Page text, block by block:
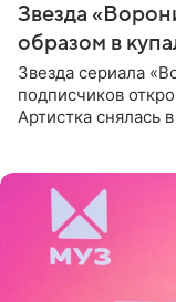
Звезда
образом в
Звезда сериала
подписчиков
Артистка снялась